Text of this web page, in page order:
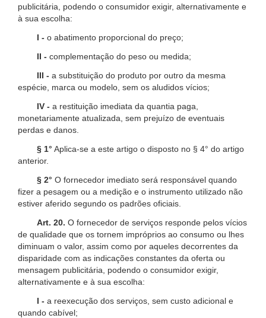
publicitária, podendo o consumidor exigir, alternativamente e
à sua escolha:
I - o abatimento proporcional do preço;
II - complementação do peso ou medida;
III - a substituição do produto por outro da mesma
espécie, marca ou modelo, sem os aludidos vícios;
IV - a restituição imediata da quantia paga,
monetariamente atualizada, sem prejuízo de eventuais
perdas e danos.
§ 1° Aplica-se a este artigo o disposto no § 4° do artigo
anterior.
§ 2° O fornecedor imediato será responsável quando
fizer a pesagem ou a medição e o instrumento utilizado não
estiver aferido segundo os padrões oficiais.
Art. 20. O fornecedor de serviços responde pelos vícios
de qualidade que os tornem impróprios ao consumo ou lhes
diminuam o valor, assim como por aqueles decorrentes da
disparidade com as indicações constantes da oferta ou
mensagem publicitária, podendo o consumidor exigir,
alternativamente e à sua escolha:
I - a reexecução dos serviços, sem custo adicional e
quando cabível;